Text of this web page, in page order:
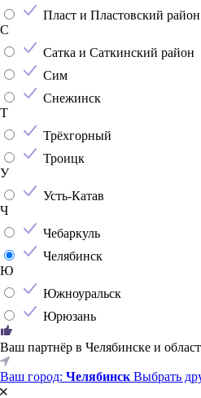
Пласт и Пластовский район
С
Сатка и Саткинский район
Сим
Снежинск
Т
Трёхгорный
Троицк
У
Усть-Катав
Ч
Чебаркуль
Челябинск
Ю
Южноуральск
Юрюзань
Ваш партнёр в Челябинске и
Ваш город: Челябинск Выбрать